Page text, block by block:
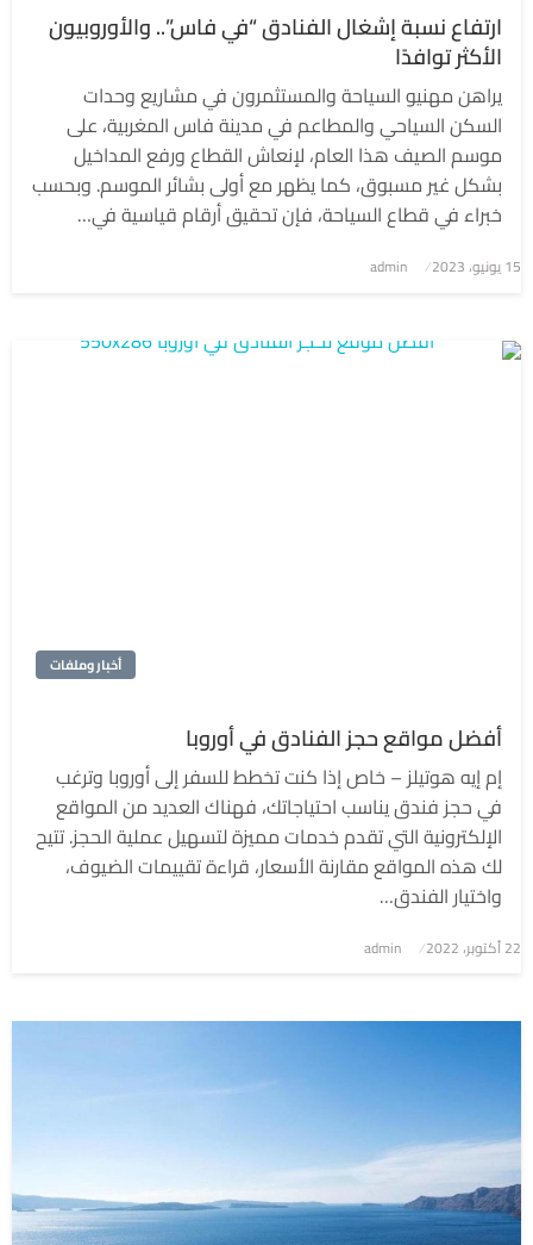
ارتفاع نسبة إشغال الفنادق “في فاس”.. والأوروبيون
الأكثر توافدًا
يراهن مهنيو السياحة والمستثمرون في مشاريع وحدات
السكن السياحي والمطاعم في مدينة فاس المغربية، على
موسم الصيف هذا العام، لإنعاش القطاع ورفع المداخيل
بشكل غير مسبوق، كما يظهر مع أولى بشائر الموسم. وبحسب
خبراء في قطاع السياحة، فإن تحقيق أرقام قياسية في…
نُشر
15 يونيو، 2023 admin
أخبار وملفات
أفضل مواقع حجز الفنادق في أوروبا
إم إيه هوتيلز – خاص إذا كنت تخطط للسفر إلى أوروبا وترغب
في حجز فندق يناسب احتياجاتك، فهناك العديد من المواقع
الإلكترونية التي تقدم خدمات مميزة لتسهيل عملية الحجز. تتيح
لك هذه المواقع مقارنة الأسعار، قراءة تقييمات الضيوف،
واختيار الفندق…
نُشر
22 أكتوبر، 2022 admin